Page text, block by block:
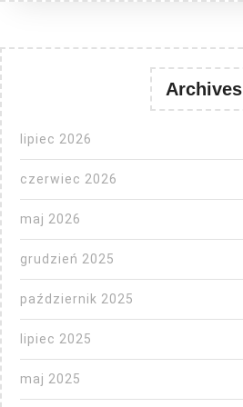
Archives
lipiec 2026
czerwiec 2026
maj 2026
grudzień 2025
październik 2025
lipiec 2025
maj 2025